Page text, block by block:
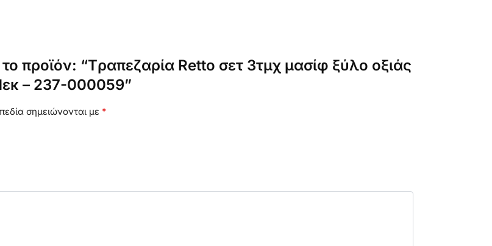
προϊόν: “Tραπεζαρία Retto σετ 3τμχ μασίφ ξύλο οξιάς
– 237-000059”
σημειώνονται με *